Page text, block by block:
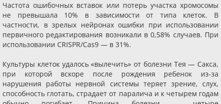
Частота ошибочных вставок или потерь участка хромосомы
не превышала 10% в зависимости от типа клеток. В
частности, в зрелых нейронах ошибки при использовании
первичного редактирования возникали в 0,58% случаев. При
использовании CRISPR/Cas9 — в 31%.
Культуры клеток удалось «вылечить» от болезни Тея — Сакса,
при которой вскоре после рождения ребенок из-за
нарушения работы нервной системы теряет зрение, слух,
способность глотать, страдает от паралича и к четырем годам